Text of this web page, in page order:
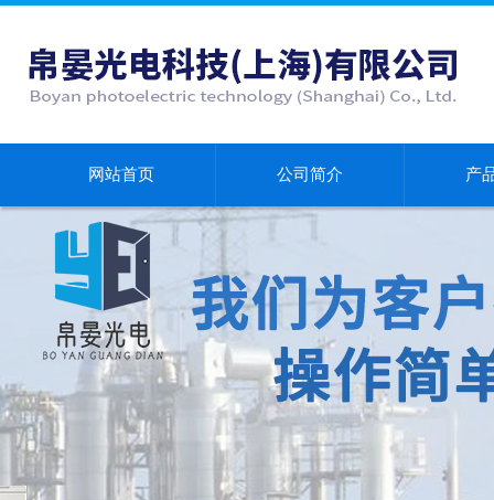
网站首页 公司简介 产